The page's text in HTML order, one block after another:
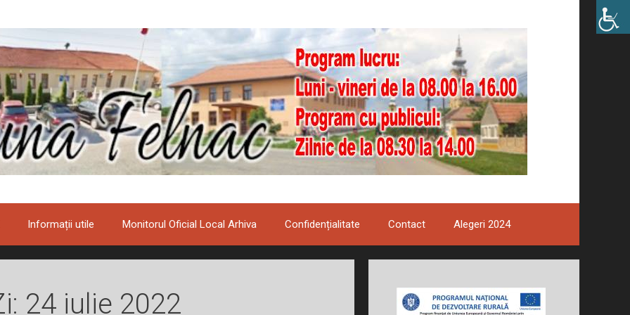
Informații utile Monitorul Oficial Local Arhiva Confidențialitate Contact Alegeri 2024
24 iulie 2022